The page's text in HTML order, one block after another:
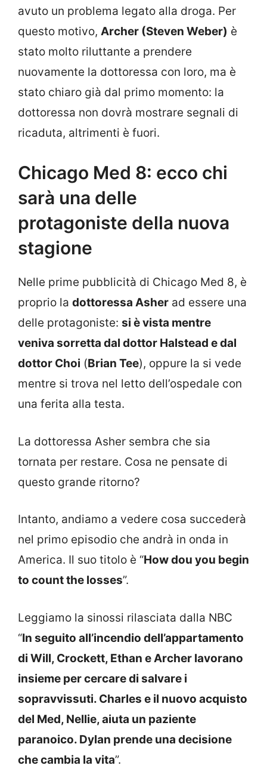
avuto un problema legato alla droga. Per
questo motivo, Archer (Steven Weber) è
stato molto riluttante a prendere
nuovamente la dottoressa con loro, ma è
stato chiaro già dal primo momento: la
dottoressa non dovrà mostrare segnali di
ricaduta, altrimenti è fuori.
Chicago Med 8: ecco chi
sarà una delle
protagoniste della nuova
stagione
Nelle prime pubblicità di Chicago Med 8, è
proprio la dottoressa Asher ad essere una
delle protagoniste: si è vista mentre
veniva sorretta dal dottor Halstead e dal
dottor Choi (Brian Tee), oppure la si vede
mentre si trova nel letto dell’ospedale con
una ferita alla testa.
La dottoressa Asher sembra che sia
tornata per restare. Cosa ne pensate di
questo grande ritorno?
Intanto, andiamo a vedere cosa succederà
nel primo episodio che andrà in onda in
America. Il suo titolo è “How dou you begin
to count the losses”.
Leggiamo la sinossi rilasciata dalla NBC
“In seguito all’incendio dell’appartamento
di Will, Crockett, Ethan e Archer lavorano
insieme per cercare di salvare i
sopravvissuti. Charles e il nuovo acquisto
del Med, Nellie, aiuta un paziente
paranoico. Dylan prende una decisione
che cambia la vita”.